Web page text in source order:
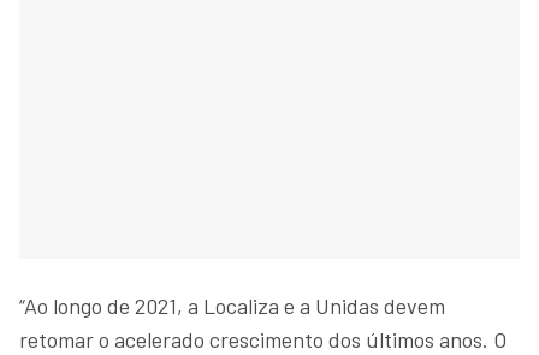
“Ao longo de 2021, a Localiza e a Unidas devem
retomar o acelerado crescimento dos últimos anos. O